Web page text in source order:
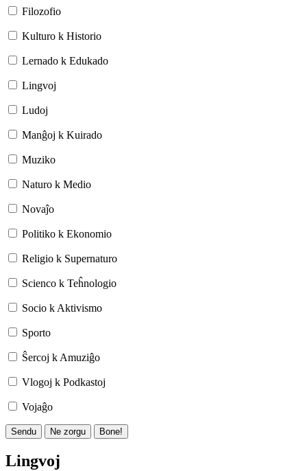
Filozofio
Kulturo k Historio
Lernado k Edukado
Lingvoj
Ludoj
Manĝoj k Kuirado
Muziko
Naturo k Medio
Novaĵo
Politiko k Ekonomio
Religio k Supernaturo
Scienco k Teĥnologio
Socio k Aktivismo
Sporto
Ŝercoj k Amuziĝo
Vlogoj k Podkastoj
Vojaĝo
Sendu Ne zorgu Bone!
Lingvoj